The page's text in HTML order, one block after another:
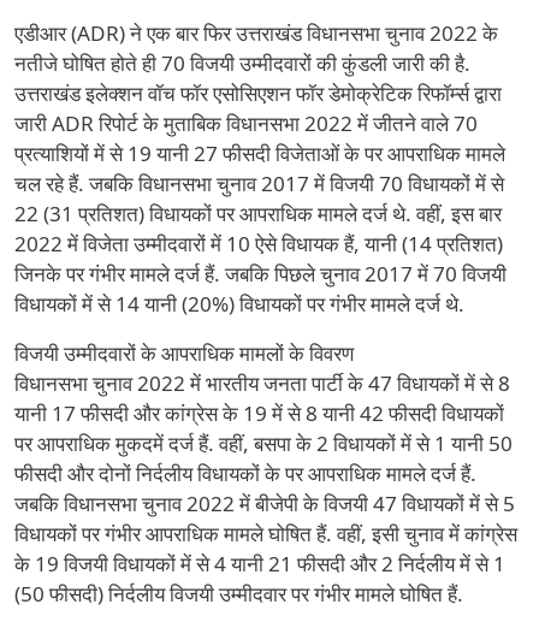
एडीआर (ADR) ने एक बार फिर उत्तराखंड विधानसभा चुनाव 2022 के
नतीजे घोषित होते ही 70 विजयी उम्मीदवारों की कुंडली जारी की है.
उत्तराखंड इलेक्शन वॉच फॉर एसोसिएशन फॉर डेमोक्रेटिक रिफॉर्म्स द्वारा
जारी ADR रिपोर्ट के मुताबिक विधानसभा 2022 में जीतने वाले 70
प्रत्याशियों में से 19 यानी 27 फीसदी विजेताओं के पर आपराधिक मामले
चल रहे हैं. जबकि विधानसभा चुनाव 2017 में विजयी 70 विधायकों में से
22 (31 प्रतिशत) विधायकों पर आपराधिक मामले दर्ज थे. वहीं, इस बार
2022 में विजेता उम्मीदवारों में 10 ऐसे विधायक हैं, यानी (14 प्रतिशत)
जिनके पर गंभीर मामले दर्ज हैं. जबकि पिछले चुनाव 2017 में 70 विजयी
विधायकों में से 14 यानी (20%) विधायकों पर गंभीर मामले दर्ज थे.
विजयी उम्मीदवारों के आपराधिक मामलों के विवरण
विधानसभा चुनाव 2022 में भारतीय जनता पार्टी के 47 विधायकों में से 8
यानी 17 फीसदी और कांग्रेस के 19 में से 8 यानी 42 फीसदी विधायकों
पर आपराधिक मुकदमें दर्ज हैं. वहीं, बसपा के 2 विधायकों में से 1 यानी 50
फीसदी और दोनों निर्दलीय विधायकों के पर आपराधिक मामले दर्ज हैं.
जबकि विधानसभा चुनाव 2022 में बीजेपी के विजयी 47 विधायकों में से 5
विधायकों पर गंभीर आपराधिक मामले घोषित हैं. वहीं, इसी चुनाव में कांग्रेस
के 19 विजयी विधायकों में से 4 यानी 21 फीसदी और 2 निर्दलीय में से 1
(50 फीसदी) निर्दलीय विजयी उम्मीदवार पर गंभीर मामले घोषित हैं.